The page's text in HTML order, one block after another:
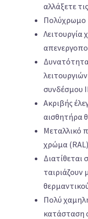
αλλάξετε
Πολύχρωμο
συνδέσμου
Ακριβής
αισθητήρα
Μεταλλικό
χρώμα (RAL)
Διατίθεται
ταιριάζουν
Πολύ
κατάσταση